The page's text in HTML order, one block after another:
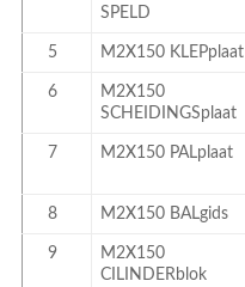
SPELD
5 M2X150 KLEPplaat
6
M2X150
SCHEIDINGSplaat
7 M2X150 PALplaat
8 M2X150 BALgids
9
M2X150
CILINDERblok